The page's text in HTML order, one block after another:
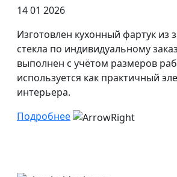
14 01 2026
Изготовлен кухонный фартук из
стекла по индивидуальному
выполнен с учётом размеров
используется как практичный
интерьера.
Подробнее